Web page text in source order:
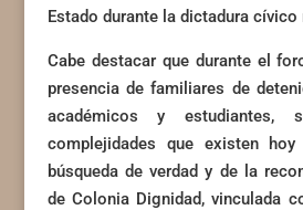
Estado durante la dictadura cívico
Cabe destacar que durante el
presencia de familiares de
académicos y estudiantes,
complejidades que existen
búsqueda de verdad y de la
de Colonia Dignidad, vinculada